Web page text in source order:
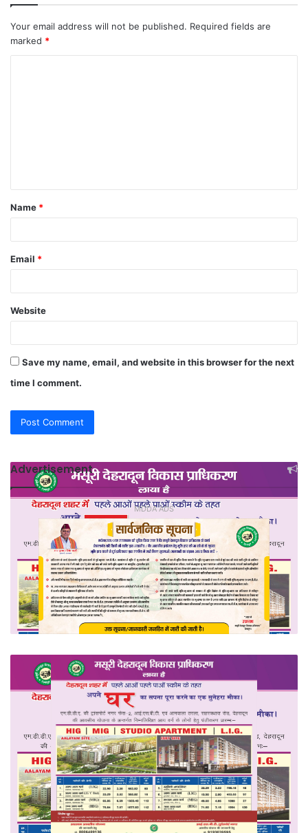
Your email address will not be published. Required fields are
marked *
t
*
Name *
Email *
Website
Save my name, email, and website in this browser for the next
time I comment.
Advertisement
MDDA ADS